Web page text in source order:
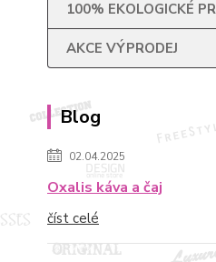
100% EKOLOGICKÉ
AKCE VÝPRODEJ
Blog
02.04.2025
Oxalis káva a čaj
číst celé